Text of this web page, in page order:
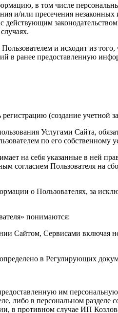
в том числе
и/или пресечения
и исходит из
в ранее предоставленную
(создание учетной
Услугами Сайта,
по его собственному
на себя указанные в ней
согласием Пользователя на
о Пользователях, за
понимаются:
Сайтом, Сервисами
в Регулирующих
им
либо в персональном разделе
в противном случае ИП